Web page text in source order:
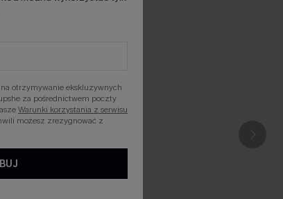
otrzymywanie ekskluzywnych
za pośrednictwem poczty
Warunki korzystania z serwisu
możesz zrezygnować z